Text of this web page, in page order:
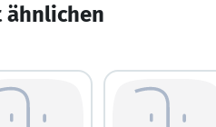
ähnlichen